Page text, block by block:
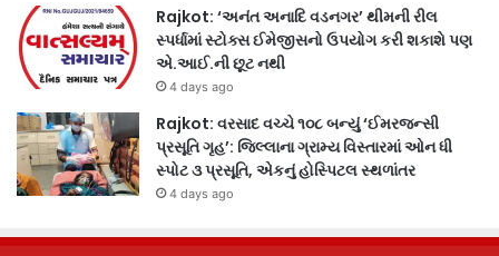
Rajkot: ‘અનંત અનાદિ વડનગર’ થીમની રીલ
સ્પર્ધામાં સ્ટોક્સ ઈમેજીસનો ઉપયોગ કરી શકાશે પણ
એ.આઈ.ની છૂટ નથી
4 days ago
Rajkot: વરસાદ વચ્ચે ૧૦૮ બન્યું ‘ઈમરજન્સી
પ્રસૂતિ ગૃહ’: જિલ્લાના ગ્રામ્ય વિસ્તારમાં ઓન ધી
સ્પોટ ૩ પ્રસૂતિ, એકનું હોસ્પિટલ સ્થળાંતર
4 days ago